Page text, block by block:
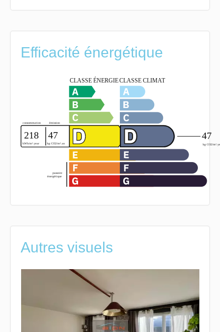
Efficacité énergétique
Autres visuels